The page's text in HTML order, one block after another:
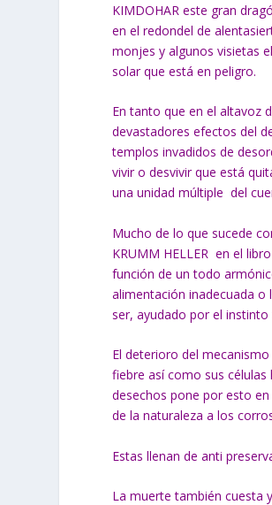
KIMDOHAR este gran
en el redondel de
monjes y algunos visietas
solar que está en peligro.
En tanto que en el altavoz
devastadores efectos del
templos invadidos de
vivir o desvivir que está
una unidad múltiple del
Mucho de lo que sucede
KRUMM HELLER en el
función de un todo
alimentación inadecuada o
ser, ayudado por el
El deterioro del
fiebre así como sus
desechos pone por esto
de la naturaleza a los
Estas llenan de anti
La muerte también cuesta